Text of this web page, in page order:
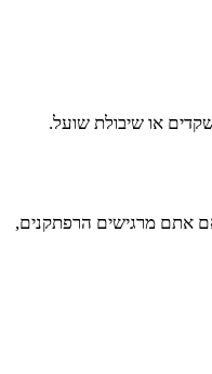
או שיבולת שועל.
אתם מרגישים הרפתקנים,